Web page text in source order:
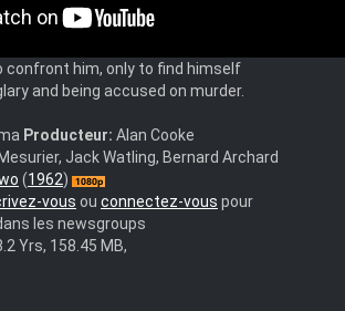
Keegan. When Louba, a crooked casino
young female gambler, her boyfriend breaks
confront him, only to find himself
and being accused on murder.
Producteur: Alan Cooke
Jack Watling, Bernard Archard
(1962)
vous ou connectez-vous pour
les newsgroups
Yrs, 158.45 MB,